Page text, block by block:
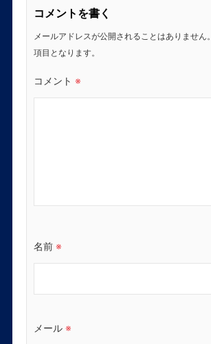
コメントを書く
メールアドレスが公開されることはありません。
項目となります。
コメント ※
名前 ※
メール ※